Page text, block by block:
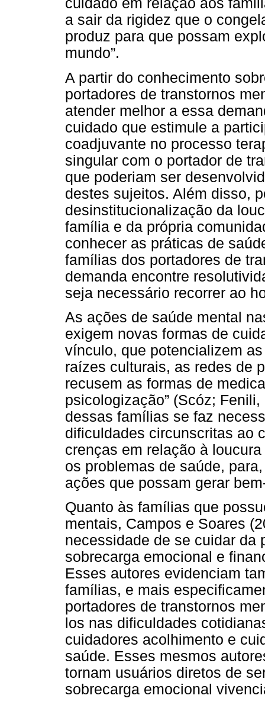
cuidado em relação aos
a sair da rigidez que o
produz para que possam
mundo”.
A partir do conhecimento
portadores de transtornos
atender melhor a essa
cuidado que estimule a
coadjuvante no processo
singular com o portador de
que poderiam ser
destes sujeitos. Além disso,
desinstitucionalização da
família e da própria
conhecer as práticas de
famílias dos portadores de
demanda encontre
seja necessário recorrer ao
As ações de saúde mental
exigem novas formas de
vínculo, que potencializem
raízes culturais, as redes de
recusem as formas de
psicologização” (Scóz;
dessas famílias se faz
dificuldades circunscritas ao
crenças em relação à
os problemas de saúde,
ações que possam gerar
Quanto às famílias que
mentais, Campos e Soares
necessidade de se cuidar da
sobrecarga emocional e
Esses autores evidenciam
famílias, e mais
portadores de transtornos
los nas dificuldades
cuidadores acolhimento e
saúde. Esses mesmos
tornam usuários diretos de
sobrecarga emocional